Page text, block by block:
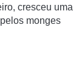
cresceu uma
monges